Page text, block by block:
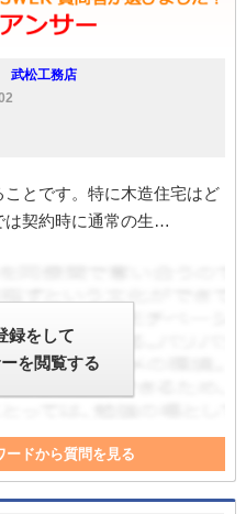
武松工務店
とです。特に木造住宅はど
は契約時に通常の生…
録をして
を閲覧する
ードから質問を見る
約書 内容証明
木造住宅